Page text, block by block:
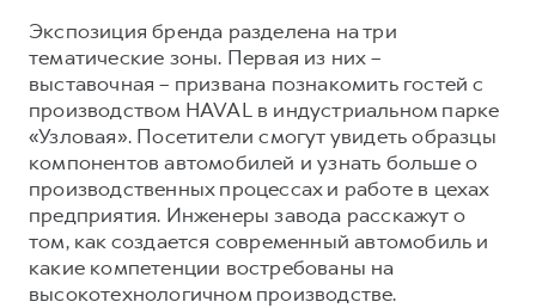
Экспозиция бренда разделена на три
тематические зоны. Первая из них –
выставочная – призвана познакомить гостей с
производством HAVAL в индустриальном парке
«Узловая». Посетители смогут увидеть образцы
компонентов автомобилей и узнать больше о
производственных процессах и работе в цехах
предприятия. Инженеры завода расскажут о
том, как создается современный автомобиль и
какие компетенции востребованы на
высокотехнологичном производстве.